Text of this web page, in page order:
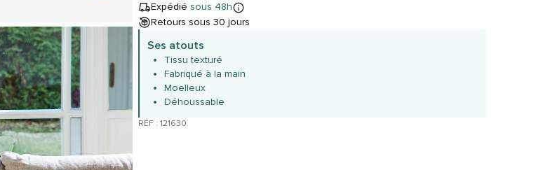
Expédié sous 48h
Retours sous 30 jours
Ses atouts
Tissu texturé
Fabriqué à la main
Moelleux
Déhoussable
RÉF : 121630